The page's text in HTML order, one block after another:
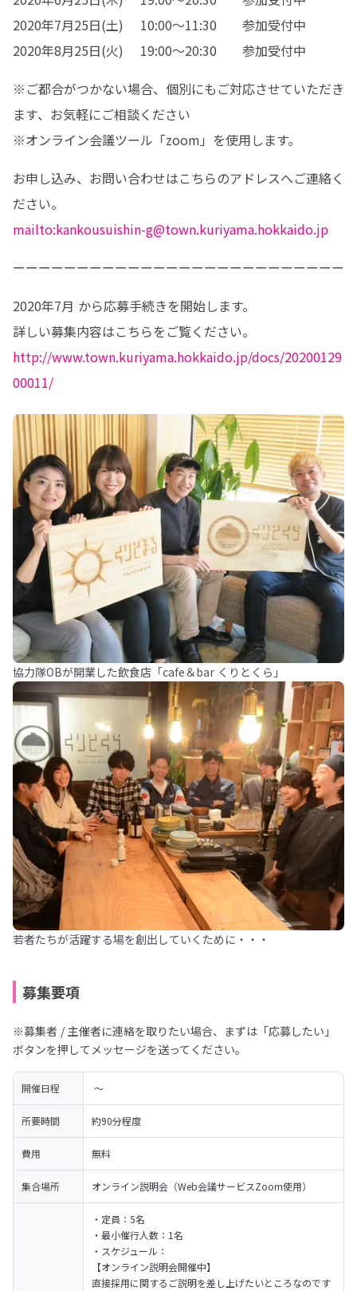
2020年7月25日(土) 　10:00～11:30　　参加受付中
2020年8月25日(火) 　19:00～20:30　　参加受付中
※ご都合がつかない場合、個別にもご対応させていただき
ます、お気軽にご相談ください
※オンライン会議ツール「zoom」を使用します。
お申し込み、お問い合わせはこちらのアドレスへご連絡く
mailto:kankousuishin-g@town.kuriyama.hokkaido.jp
ーーーーーーーーーーーーーーーーーーーーーーーーーー
2020年7月 から応募手続きを開始します。
http://www.town.kuriyama.hokkaido.jp/docs/20200129
00011/
協力隊OBが開業した飲食店「cafe＆bar くりとくら」
若者たちが活躍する場を創出していくために・・・
募集要項
※募集者 / 主催者に連絡を取りたい場合、まずは「応募したい」
ボタンを押してメッセージを送ってください。
開催日程 〜
所要時間 約90分程度
費用 無料
集合場所 オンライン説明会（Web会議サービスZoom使用）
・定員：5名
・最小催行人数：1名
・スケジュール：
【オンライン説明会開催中】
直接採用に関するご説明を差し上げたいところなのです